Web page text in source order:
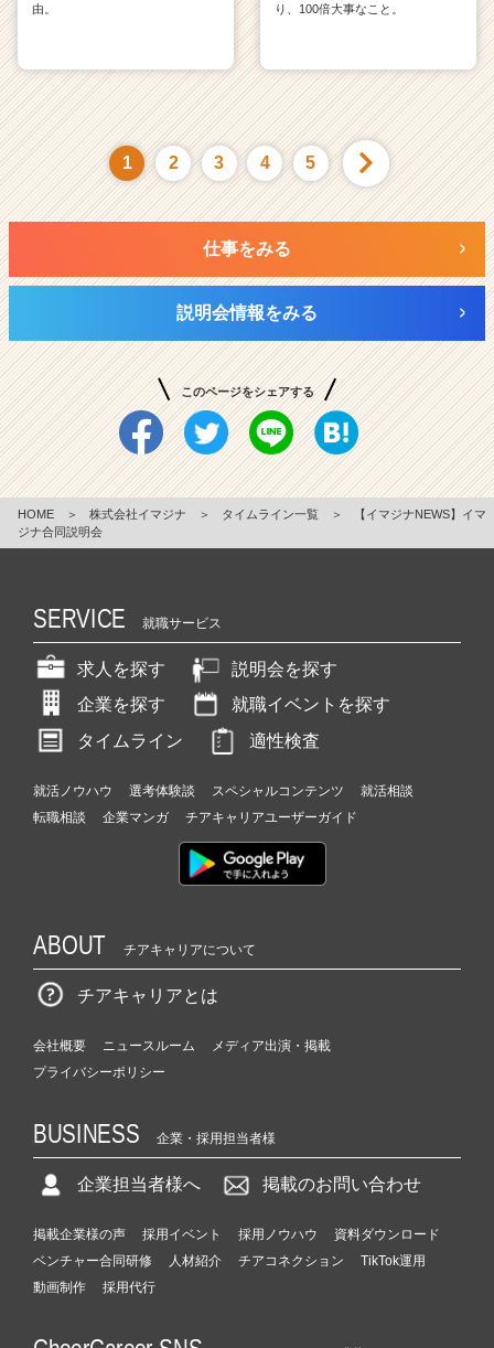
由。
り、100倍大事なこと。
1 2 3 4 5
仕事をみる
説明会情報をみる
このページをシェアする
HOME ＞ 株式会社イマジナ ＞ タイムライン一覧 ＞
【イマジナNEWS】イマ
ジナ合同説明会
SERVICE 就職サービス
求人を探す
説明会を探す
企業を探す
就職イベントを探す
タイムライン
適性検査
就活ノウハウ 選考体験談 スペシャルコンテンツ
就活相談
転職相談
企業マンガ チアキャリアユーザーガイド
ABOUT チアキャリアについて
チアキャリアとは
会社概要 ニュースルーム
メディア出演・掲載
プライバシーポリシー
BUSINESS 企業・採用担当者様
企業担当者様へ 掲載のお問い合わせ
掲載企業様の声 採用イベント 採用ノウハウ
資料ダウンロード
ベンチャー合同研修
人材紹介 チアコネクション
TikTok運用
動画制作
採用代行